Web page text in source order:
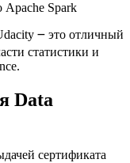
Apache Spark
౼ это отличный
статистики и
Data